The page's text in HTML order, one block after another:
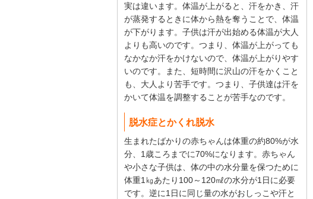
実は違います。体温が上がると、汗をかき、汗
が蒸発するときに体から熱を奪うことで、体温
が下がります。子供は汗が出始める体温が大人
よりも高いのです。つまり、体温が上がっても
なかなか汗をかけないので、体温が上がりやす
いのです。また、短時間に沢山の汗をかくこと
も、大人より苦手です。つまり、子供達は汗を
かいて体温を調整することが苦手なのです。
脱水症とかくれ脱水
生まれたばかりの赤ちゃんは体重の約80%が水
分、1歳ころまでに70%になります。赤ちゃん
や小さな子供は、体の中の水分量を保つために
体重1㎏あたり100～120㎖の水分が1日に必要
です。逆に1日に同じ量の水がおしっこや汗と